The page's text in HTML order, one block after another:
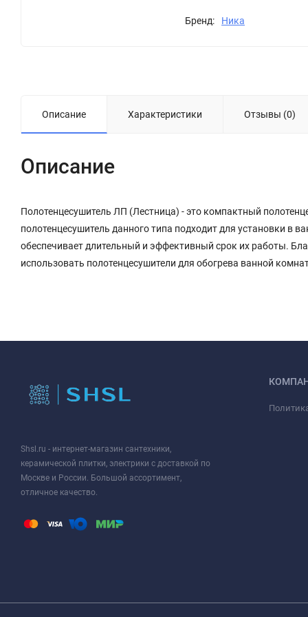
Бренд: Ника
Описание Характеристики Отзывы (0)
Описание
Полотенцесушитель ЛП (Лестница) - это компактный
полотенцесушитель данного типа подходит для установки
обеспечивает длительный и эффективный срок их работы.
использовать полотенцесушители для обогрева ванной
Shsl.ru - интернет-магазин сантехники,
керамической плитки, электрики с доставкой по
Москве и России. Большой ассортимент,
отличное качество.